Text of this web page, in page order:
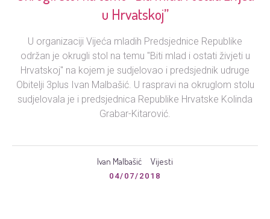
u Hrvatskoj”
U organizaciji Vijeća mladih Predsjednice Republike
održan je okrugli stol na temu "Biti mlad i ostati živjeti u
Hrvatskoj" na kojem je sudjelovao i predsjednik udruge
Obitelji 3plus Ivan Malbašić. U raspravi na okruglom stolu
sudjelovala je i predsjednica Republike Hrvatske Kolinda
Grabar-Kitarović.
Ivan Malbašić Vijesti
04/07/2018